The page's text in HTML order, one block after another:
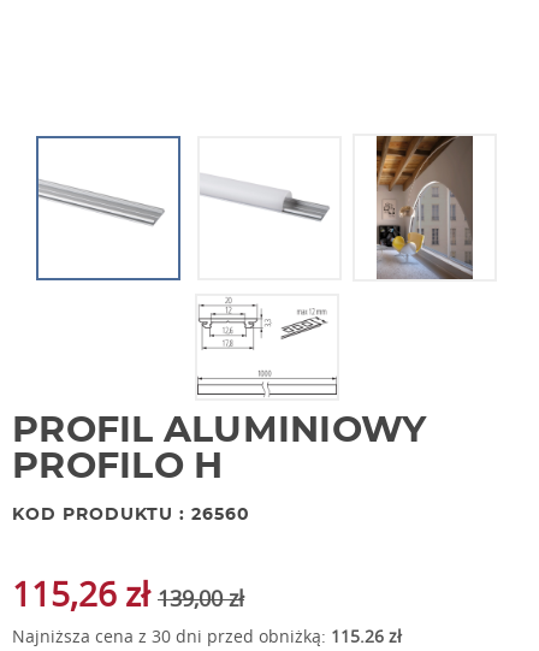
PROFIL ALUMINIOWY
PROFILO H
KOD PRODUKTU : 26560
115,26 zł 139,00 zł
Najniższa cena z 30 dni przed obniżką: 115.26 zł